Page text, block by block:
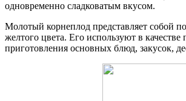
одновременно сладковатым вкусом.
Молотый корнеплод представляет собой
желтого цвета. Его используют в качестве
приготовления основных блюд, закусок,